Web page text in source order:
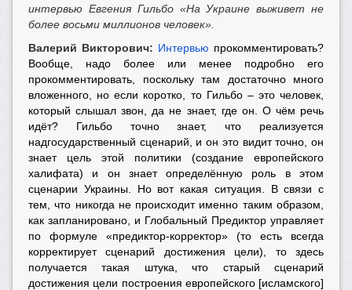
интервью Евгения Гильбо «На Украине выживет не
более восьми миллионов человек».
Валерий Викторович: Интервью прокомментировать?
Вообще, надо более или менее подробно его
прокомментировать, поскольку там достаточно много
вложенного, но если коротко, то Гильбо – это человек,
который слышал звон, да не знает, где он. О чём речь
идёт? Гильбо точно знает, что реализуется
надгосударственный сценарий, и он это видит точно, он
знает цель этой политики (создание европейского
халифата) и он знает определённую роль в этом
сценарии Украины. Но вот какая ситуация. В связи с
тем, что никогда не происходит именно таким образом,
как запланировано, и Глобальный Предиктор управляет
по формуле «предиктор-корректор» (то есть всегда
корректирует сценарий достижения цели), то здесь
получается такая штука, что старый сценарий
достижения цели построения европейского [исламского]